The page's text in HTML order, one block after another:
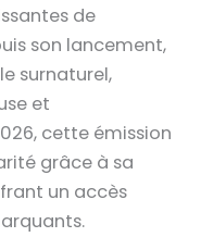
de
son lancement,
surnaturel,
et
cette émission
grâce à sa
un accès